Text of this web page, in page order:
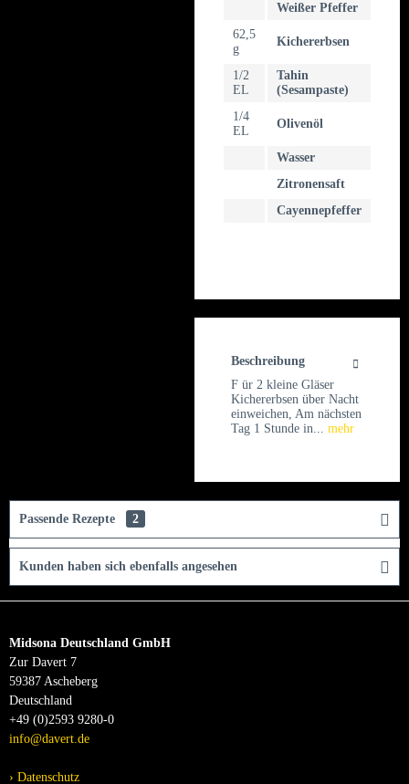
Weißer Pfeffer
62,5
g
Kichererbsen
1/2
EL
Tahin
(Sesampaste)
1/4
EL
Olivenöl
Wasser
Zitronensaft
Cayennepfeffer
Beschreibung
F ür 2 kleine Gläser
Kichererbsen über Nacht
einweichen, Am nächsten
Tag 1 Stunde in... mehr
Passende Rezepte 2
Kunden haben sich ebenfalls angesehen
Midsona Deutschland GmbH
Zur Davert 7
59387 Ascheberg
Deutschland
+49 (0)2593 9280-0
info@davert.de
Datenschutz